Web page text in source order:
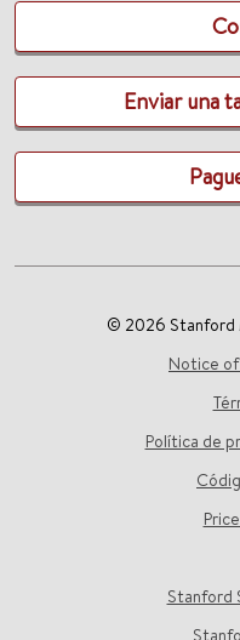
Enviar una
© 2026 Stanford
Notice
Política de
Stanford